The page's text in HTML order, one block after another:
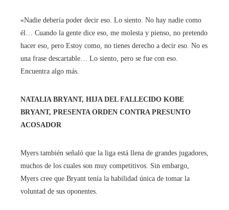
«Nadie debería poder decir eso. Lo siento. No hay nadie como
él… Cuando la gente dice eso, me molesta y pienso, no pretendo
hacer eso, pero Estoy como, no tienes derecho a decir eso. No es
una frase descartable… Lo siento, pero se fue con eso.
Encuentra algo más.
NATALIA BRYANT, HIJA DEL FALLECIDO KOBE
BRYANT, PRESENTA ORDEN CONTRA PRESUNTO
ACOSADOR
Myers también señaló que la liga está llena de grandes jugadores,
muchos de los cuales son muy competitivos. Sin embargo,
Myers cree que Bryant tenía la habilidad única de tomar la
voluntad de sus oponentes.